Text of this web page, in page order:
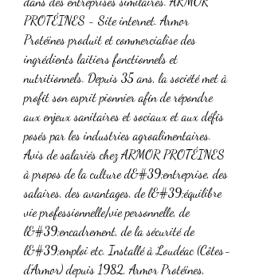
PROTÉINES - Site internet. Armor
Protéines produit et commercialise des
ingrédients laitiers fonctionnels et
nutritionnels. Depuis 35 ans, la société met à
profit son esprit pionnier afin de répondre
aux enjeux sanitaires et sociaux et aux défis
posés par les industries agroalimentaires.
Avis de salariés chez ARMOR PROTÉINES
à propos de la culture d&#39;entreprise, des
salaires, des avantages, de l&#39;équilibre
vie professionnelle/vie personnelle, de
l&#39;encadrement, de la sécurité de
l&#39;emploi etc. Installé à Loudéac (Côtes-
d’Armor) depuis 1982, Armor Protéines,